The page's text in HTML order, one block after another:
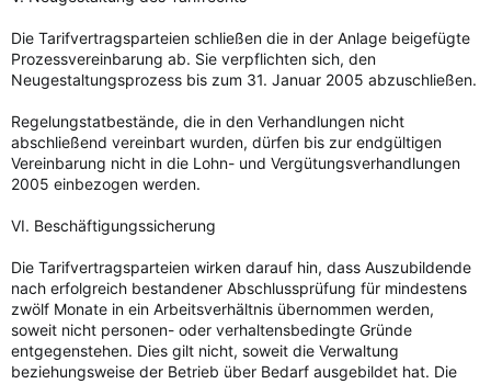
Die Tarifvertragsparteien schließen die in der Anlage beigefügte
Prozessvereinbarung ab. Sie verpflichten sich, den
Neugestaltungsprozess bis zum 31. Januar 2005 abzuschließen.
Regelungstatbestände, die in den Verhandlungen nicht
abschließend vereinbart wurden, dürfen bis zur endgültigen
Vereinbarung nicht in die Lohn- und Vergütungsverhandlungen
2005 einbezogen werden.
VI. Beschäftigungssicherung
Die Tarifvertragsparteien wirken darauf hin, dass Auszubildende
nach erfolgreich bestandener Abschlussprüfung für mindestens
zwölf Monate in ein Arbeitsverhältnis übernommen werden,
soweit nicht personen- oder verhaltensbedingte Gründe
entgegenstehen. Dies gilt nicht, soweit die Verwaltung
beziehungsweise der Betrieb über Bedarf ausgebildet hat. Die